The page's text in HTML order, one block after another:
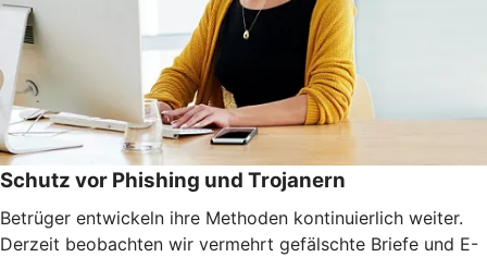
Schutz vor Phishing und Trojanern
Betrüger entwickeln ihre Methoden kontinuierlich weiter.
Derzeit beobachten wir vermehrt gefälschte Briefe und E-